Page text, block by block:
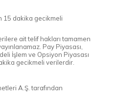
15 dakika gecikmeli
ait telif hakları tamamen
Pay Piyasası,
İşlem ve Opsiyon Piyasası
gecikmeli verilerdir.
A.Ş. tarafından